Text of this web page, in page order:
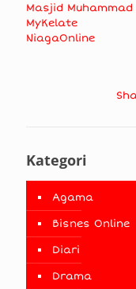
Masjid
MyKelate
NiagaOnline
Kategori
Agama
Bisnes Online
Diari
Drama